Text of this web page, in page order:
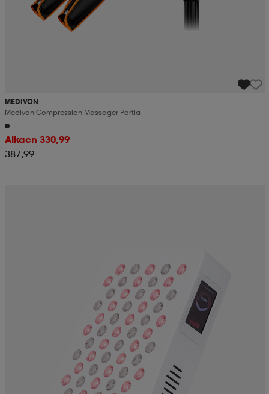
MEDIVON
Medivon Compression Massager Portia
Alkaen 330,99
387,99